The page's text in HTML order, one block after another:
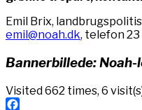
Emil Brix,
emil@noah.dk, telefon 23
Bannerbillede: Noah-
Visited 662 times, 6